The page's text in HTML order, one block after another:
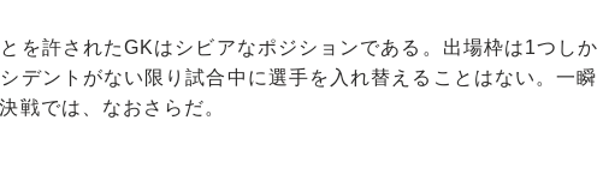
を許されたGKはシビアなポジションである。出場枠は1つしか
デントがない限り試合中に選手を入れ替えることはない。一瞬
戦では、なおさらだ。